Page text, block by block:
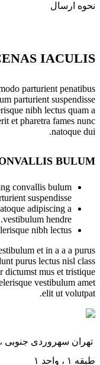
نحوه ارسال
IACULIS
parturient penatibus
parturient suspendisse
nibh lectus quam a
et pharetra fames nunc
natoque dui.
BULUM
convallis bulum
suspendisse.
adipiscing a
vestibulum hendre.
nibh lectus.
et in a a a purus
purus lectus nisl class
dictumst mus et tristique
vestibulum amet
elit ut volutpat.
طبقه ۱ ، واحد ۱